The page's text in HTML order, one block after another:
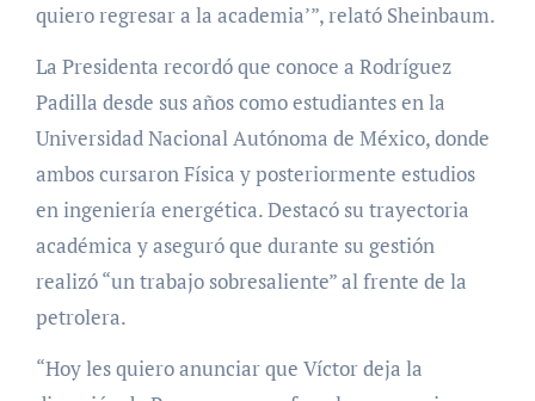
quiero regresar a la academia’”, relató Sheinbaum.
La Presidenta recordó que conoce a Rodríguez
Padilla desde sus años como estudiantes en la
Universidad Nacional Autónoma de México, donde
ambos cursaron Física y posteriormente estudios
en ingeniería energética. Destacó su trayectoria
académica y aseguró que durante su gestión
realizó “un trabajo sobresaliente” al frente de la
petrolera.
“Hoy les quiero anunciar que Víctor deja la